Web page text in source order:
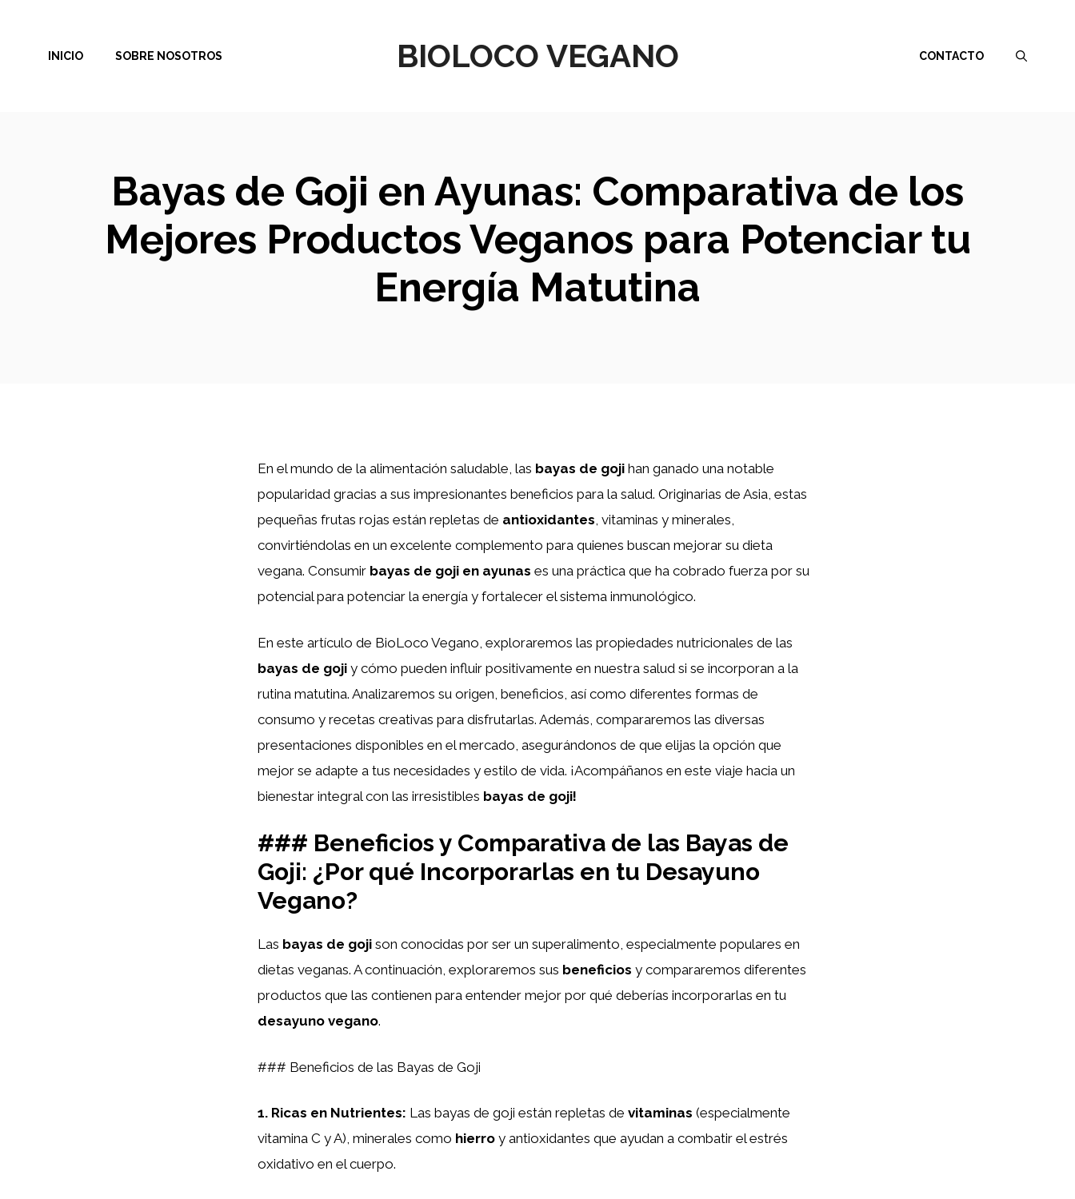
contenido
BIOLOCO VEGANO
INICIO SOBRE NOSOTROS CONTACTO
Bayas de Goji en Ayunas: Comparativa de los
Mejores Productos Veganos para Potenciar tu
Energía Matutina
En el mundo de la alimentación saludable, las bayas de goji han ganado una notable
popularidad gracias a sus impresionantes beneficios para la salud. Originarias de Asia, estas
pequeñas frutas rojas están repletas de antioxidantes, vitaminas y minerales,
convirtiéndolas en un excelente complemento para quienes buscan mejorar su dieta
vegana. Consumir bayas de goji en ayunas es una práctica que ha cobrado fuerza por su
potencial para potenciar la energía y fortalecer el sistema inmunológico.
En este artículo de BioLoco Vegano, exploraremos las propiedades nutricionales de las
bayas de goji y cómo pueden influir positivamente en nuestra salud si se incorporan a la
rutina matutina. Analizaremos su origen, beneficios, así como diferentes formas de
consumo y recetas creativas para disfrutarlas. Además, compararemos las diversas
presentaciones disponibles en el mercado, asegurándonos de que elijas la opción que
mejor se adapte a tus necesidades y estilo de vida. ¡Acompáñanos en este viaje hacia un
bienestar integral con las irresistibles bayas de goji!
### Beneficios y Comparativa de las Bayas de
Goji: ¿Por qué Incorporarlas en tu Desayuno
Vegano?
Las bayas de goji son conocidas por ser un superalimento, especialmente populares en
dietas veganas. A continuación, exploraremos sus beneficios y compararemos diferentes
productos que las contienen para entender mejor por qué deberías incorporarlas en tu
desayuno vegano.
### Beneficios de las Bayas de Goji
1. Ricas en Nutrientes: Las bayas de goji están repletas de vitaminas (especialmente
vitamina C y A), minerales como hierro y antioxidantes que ayudan a combatir el estrés
oxidativo en el cuerpo.